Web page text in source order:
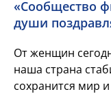
«Сообщество
души
От женщин
наша страна
сохранится мир